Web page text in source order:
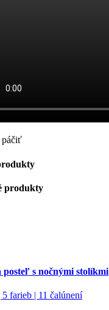
páčiť
produkty
posteľ s nočnými stolíkmi
farieb | 11 čalúnení